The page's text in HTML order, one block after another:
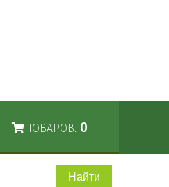
ТОВАРОВ: 0